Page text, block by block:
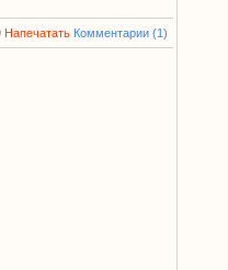
Напечатать Комментарии (1)